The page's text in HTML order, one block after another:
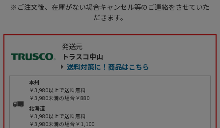
※ご注文後、在庫がない場合キャンセル等のご連絡をさせていた
だきます。
発送元
トラスコ中山
送料対策に！商品はこちら
本州
￥3,980以上で送料無料
￥3,980未満の場合￥880
北海道
￥3,980以上で送料無料
￥3,980未満の場合￥1,100